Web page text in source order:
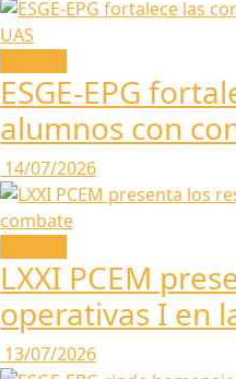
ESGE-EPG
alumnos con
14/07/2026
LXXI PCEM
operativas I en
13/07/2026